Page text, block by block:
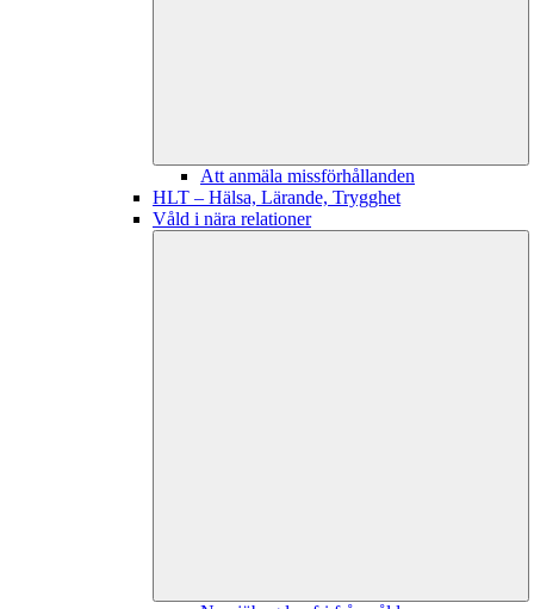
Att anmäla missförhållanden
HLT – Hälsa, Lärande, Trygghet
Våld i nära relationer